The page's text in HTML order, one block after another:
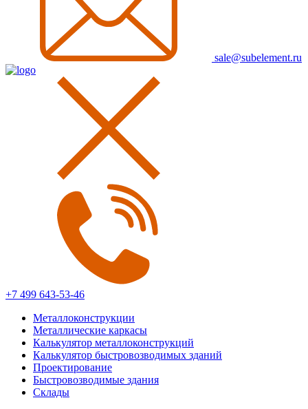
sale@subelement.ru
+7 499 643-53-46
Металлоконструкции
Металлические каркасы
Калькулятор металлоконструкций
Калькулятор быстровозводимых зданий
Проектирование
Быстровозводимые здания
Склады